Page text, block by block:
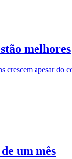
melhores
crescem apesar do
um mês